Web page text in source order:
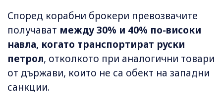
Според корабни брокери превозвачите
получават между 30% и 40% по-високи
навла, когато транспортират руски
петрол, отколкото при аналогични товари
от държави, които не са обект на западни
санкции.